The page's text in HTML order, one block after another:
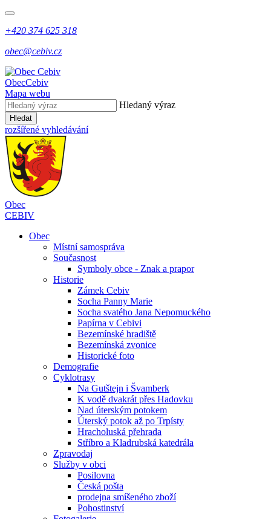
+420 374 625 318
obec@cebiv.cz
ObecCebiv
Mapa webu
Hledaný výraz
Hledat
rozšířené vyhledávání
Obec
CEBIV
Obec
Místní samospráva
Současnost
Symboly obce - Znak a prapor
Historie
Zámek Cebiv
Socha Panny Marie
Socha svatého Jana Nepomuckého
Papírna v Cebivi
Bezemínské hradiště
Bezemínská zvonice
Historické foto
Demografie
Cyklotrasy
Na Gutštejn i Švamberk
K vodě dvakrát přes Hadovku
Nad úterským potokem
Úterský potok až po Trpísty
Hracholuská přehrada
Stříbro a Kladrubská katedrála
Zpravodaj
Služby v obci
Posilovna
Česká pošta
prodejna smíšeného zboží
Pohostinství